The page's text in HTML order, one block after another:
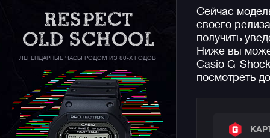
ЛЕГЕНДАРНЫЕ ЧАСЫ РОДОМ ИЗ 80-Х ГОДОВ
Сейчас
своего
получить
Ниже вы
Casio G-
посмотреть